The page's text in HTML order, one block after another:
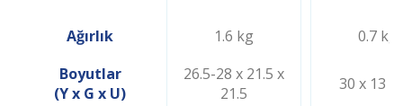
Ağırlık 1.6 kg
0.7 kg
Boyutlar
(Y x G x U)
26.5-28 x 21.5 x
21.5
30 x 13 x